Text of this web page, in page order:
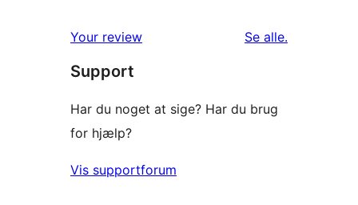
Your review Se alleanmeldelser
.
Support
Har du noget at sige? Har du brug
for hjælp?
Vis supportforum